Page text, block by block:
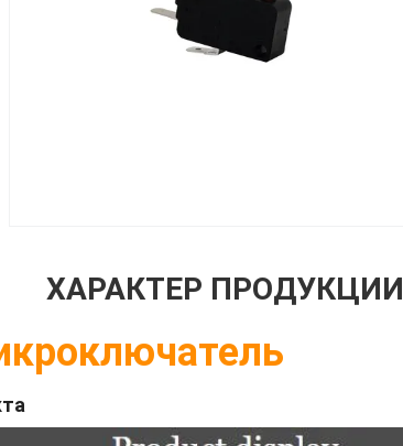
ХАРАКТЕР ПРОДУКЦИИ